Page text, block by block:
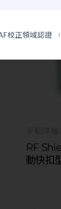
RF
動快扣
校正領域認證